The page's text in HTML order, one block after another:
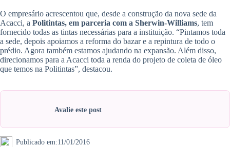
O empresário acrescentou que, desde a construção da nova sede da
Acacci, a Politintas, em parceria com a Sherwin-Williams, tem
fornecido todas as tintas necessárias para a instituição. “Pintamos toda
a sede, depois apoiamos a reforma do bazar e a repintura de todo o
prédio. Agora também estamos ajudando na expansão. Além disso,
direcionamos para a Acacci toda a renda do projeto de coleta de óleo
que temos na Politintas”, destacou.
Avalie este post
Publicado em:11/01/2016